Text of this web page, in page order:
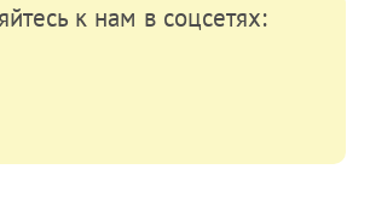
к нам в соцсетях: